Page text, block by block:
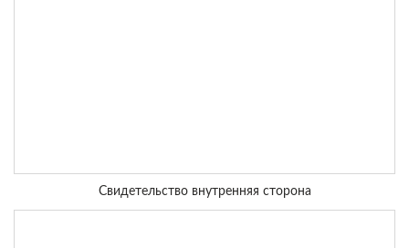
Свидетельство внутренняя сторона